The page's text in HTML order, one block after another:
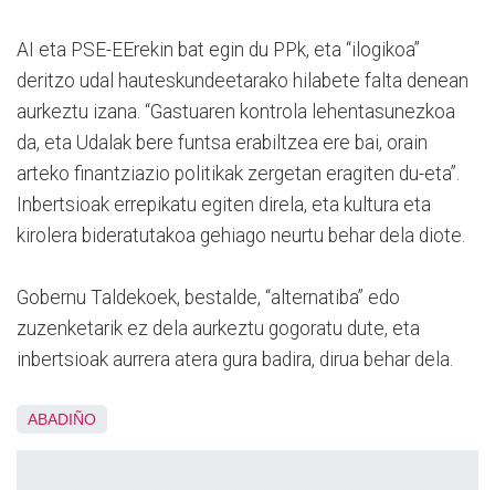
AI eta PSE-EErekin bat egin du PPk, eta “ilogikoa”
deritzo udal hauteskundeetarako hilabete falta denean
aurkeztu izana. “Gastuaren kontrola lehentasunezkoa
da, eta Udalak bere funtsa erabiltzea ere bai, orain
arteko finantziazio politikak zergetan eragiten du-eta”.
Inbertsioak errepikatu egiten direla, eta kultura eta
kirolera bideratutakoa gehiago neurtu behar dela diote.
Gobernu Taldekoek, bestalde, “alternatiba” edo
zuzenketarik ez dela aurkeztu gogoratu dute, eta
inbertsioak aurrera atera gura badira, dirua behar dela.
ABADIÑO